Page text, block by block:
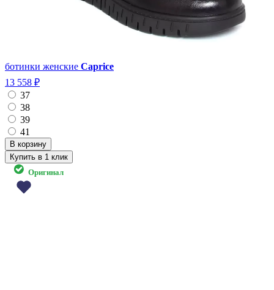
ботинки женские Caprice
13 558 ₽
37
38
39
41
Купить в 1 клик
Оригинал